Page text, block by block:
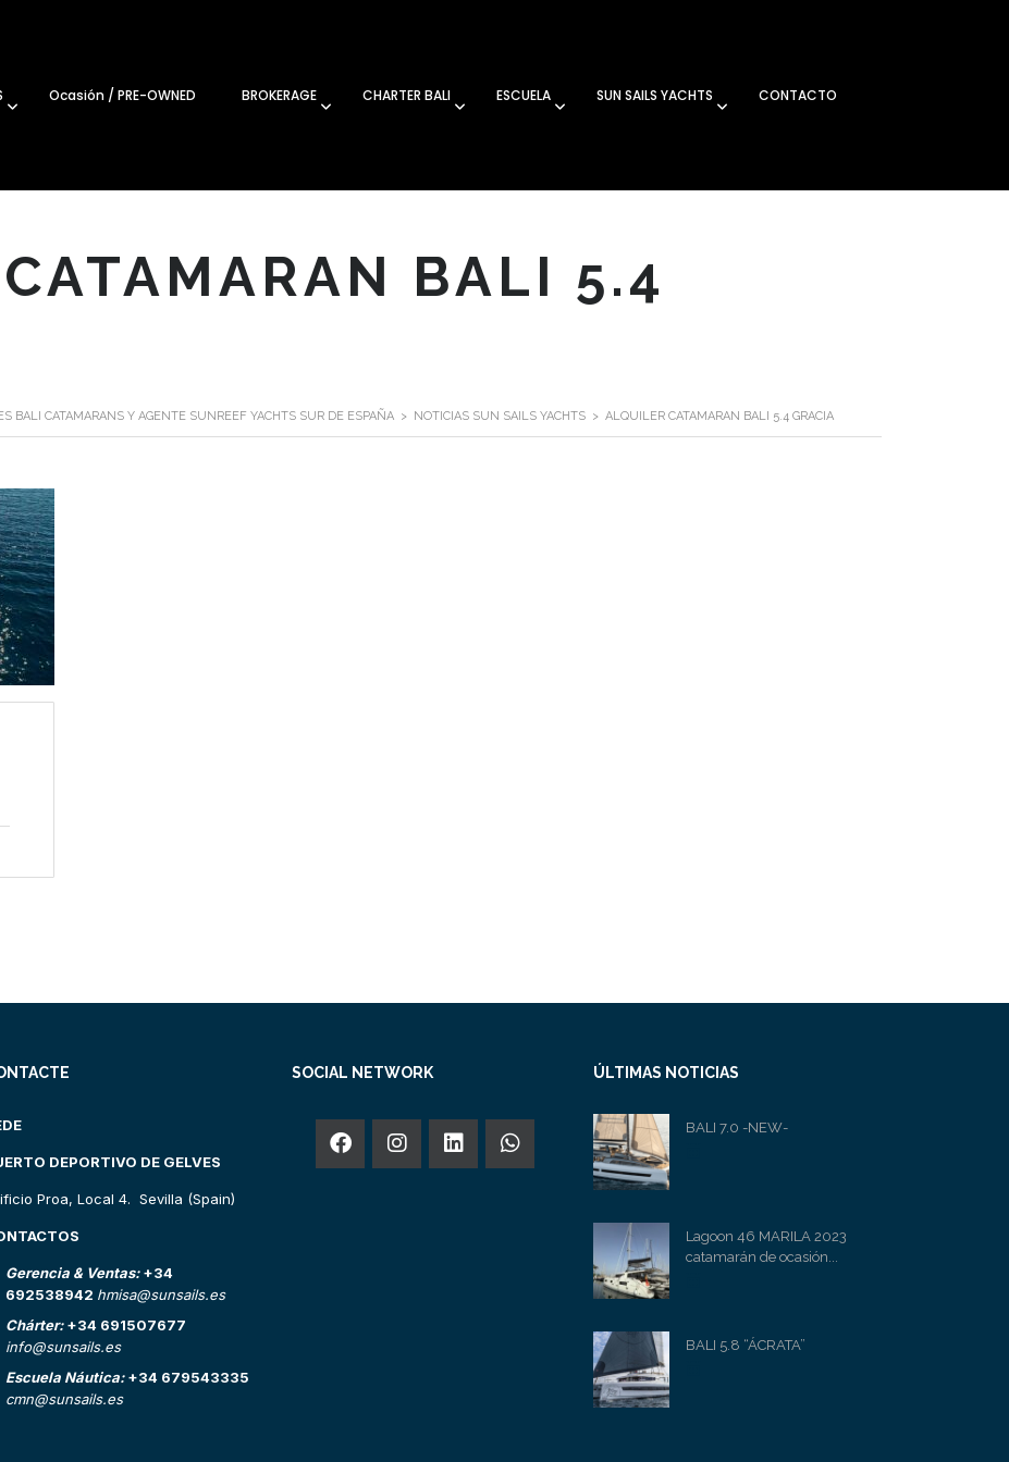
Ocasión / PRE-OWNED BROKERAGE CHARTER BALI ESCUELA SUN SAILS YACHTS CONTACTO
BALI 5.4
BALI CATAMARANS Y AGENTE SUNREEF YACHTS SUR DE ESPAÑA > NOTICIAS SUN SAILS YACHTS > ALQUILER CATAMARAN BALI 5.4 GRACIA
DEPORTIVO DE GELVES
Proa, Local 4. Sevilla (Spain)
Gerencia & Ventas:+34
692538942 hmisa@sunsails.es
Chárter:+34 691507677
info@sunsails.es
Escuela Náutica:+34 679543335
cmn@sunsails.es
SOCIAL NETWORK ÚLTIMAS NOTICIAS
BALI 7.0 -NEW-
Lagoon 46 MARILA 2023
catamarán de ocasión...
BALI 5.8 “ÁCRATA”